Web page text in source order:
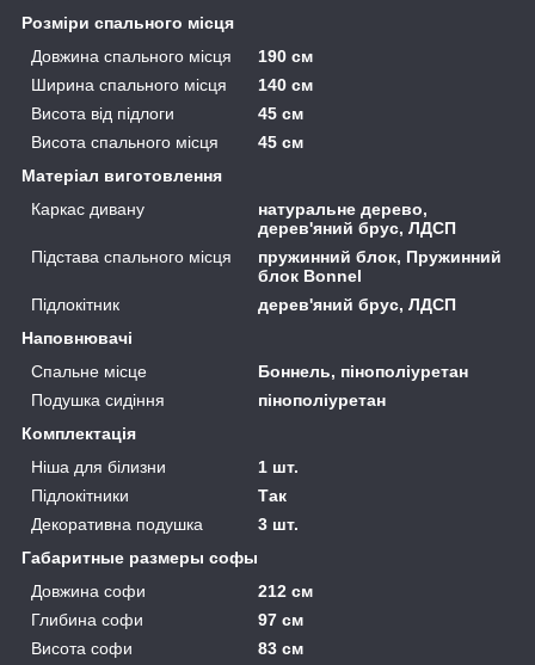
Розміри спального місця
Довжина спального місця
190 см
Ширина спального місця
140 см
Висота від підлоги
45 см
Висота спального місця
45 см
Матеріал виготовлення
Каркас дивану
натуральне дерево,
дерев'яний брус, ЛДСП
Підстава спального місця
пружинний блок, Пружинний
блок Bonnel
Підлокітник
дерев'яний брус, ЛДСП
Наповнювачі
Спальне місце
Боннель, пінополіуретан
Подушка сидіння
пінополіуретан
Комплектація
Ніша для білизни
1 шт.
Підлокітники
Так
Декоративна подушка
3 шт.
Габаритные размеры софы
Довжина софи
212 см
Глибина софи
97 см
Висота софи
83 см